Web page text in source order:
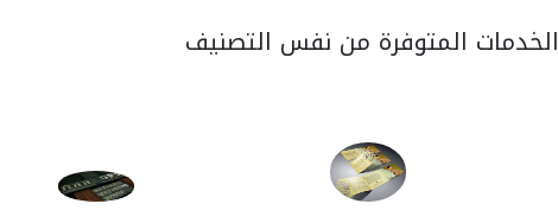
الخدمات المتوفرة من نفس التصنيف